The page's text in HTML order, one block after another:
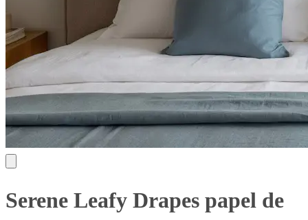
Serene Leafy Drapes papel de